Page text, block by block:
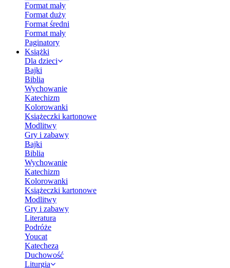
Format mały
Format duży
Format średni
Format mały
Paginatory
Książki
Dla dzieci
Bajki
Biblia
Wychowanie
Katechizm
Kolorowanki
Książeczki kartonowe
Modlitwy
Gry i zabawy
Bajki
Biblia
Wychowanie
Katechizm
Kolorowanki
Książeczki kartonowe
Modlitwy
Gry i zabawy
Literatura
Podróże
Youcat
Katecheza
Duchowość
Liturgia